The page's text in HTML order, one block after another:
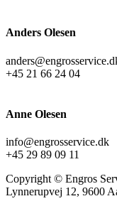
Anders Olesen
+45 21 66 24 04
Anne Olesen
info@engrosservice.dk
+45 29 89 09 11
Copyright © Engros
Lynnerupvej 12, 9600